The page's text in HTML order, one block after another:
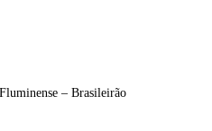
– Brasileirão